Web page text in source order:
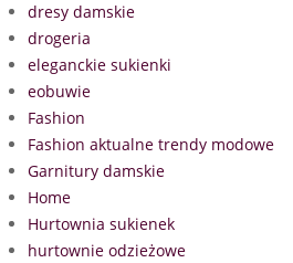
dresy damskie
drogeria
eleganckie sukienki
eobuwie
Fashion
Fashion aktualne trendy modowe
Garnitury damskie
Home
Hurtownia sukienek
hurtownie odzieżowe